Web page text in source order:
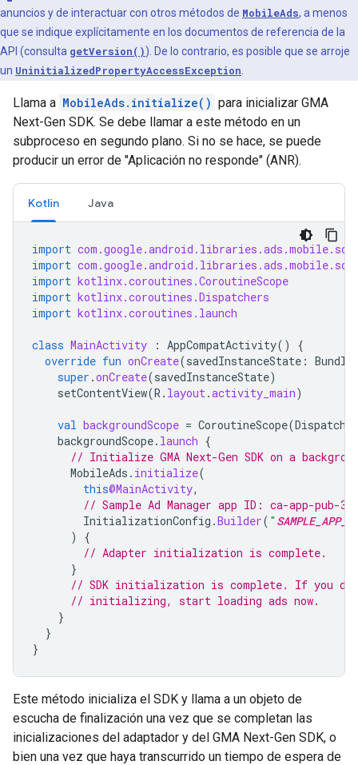
anuncios y de interactuar con otros métodos de MobileAds, a menos
que se indique explícitamente en los documentos de referencia de la
API (consulta getVersion()). De lo contrario, es posible que se arroje
un UninitializedPropertyAccessException
Llama a MobileAds.initialize() para inicializar GMA
Next-Gen SDK. Se debe llamar a este método en un
subproceso en segundo plano. Si no se hace, se puede
producir un error de "Aplicación no responde" (ANR).
Kotlin Java
import
import
import kotlinx.coroutines.CoroutineScope
import kotlinx.coroutines.Dispatchers
import kotlinx.coroutines.launch
class MainActivity : AppCompatActivity()
{
override fun onCreate(savedInstanceState :
super .onCreate(savedInstanceState)
setContentView(R . layout.activity_main)
val backgroundScope = CoroutineScope(
backgroundScope. launch {
// Initialize GMA Next-Gen SDK on a
MobileAds . initialize(
this@MainActivity,
// Sample Ad Manager app ID: ca-app-pub-
InitializationConfig .Builder( "
)
{
// Adapter initialization is complete.
}
// SDK initialization is complete. If you
// initializing, start loading ads now.
}
}
}
Este método inicializa el SDK y llama a un objeto de
escucha de finalización una vez que se completan las
inicializaciones del adaptador y del GMA Next-Gen SDK, o
bien una vez que haya transcurrido un tiempo de espera de